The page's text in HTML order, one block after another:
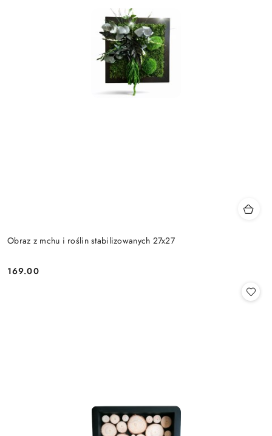
Obraz z mchu i roślin stabilizowanych 27x27
Cena:
169.00